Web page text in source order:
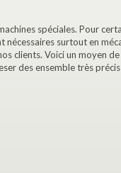
spéciales. Pour
nécessaires surtout en
clients. Voici un moyen
des ensemble très